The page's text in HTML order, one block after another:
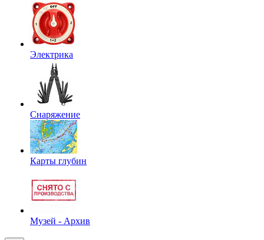
Электрика
Снаряжение
Карты глубин
Музей - Архив